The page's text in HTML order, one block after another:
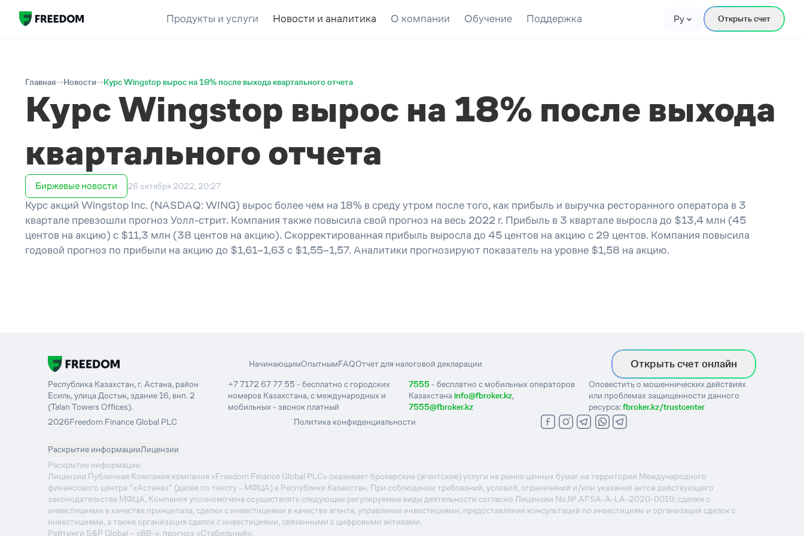
Продукты и услуги Новости и аналитика О компании Обучение Поддержка Ру Открыть счет
Главная Новости Курс Wingstop вырос на 18% после выхода квартального отчета
Курс Wingstop вырос на 18% после выхода
квартального отчета
Биржевые новости 26 октября 2022, 20:27
Курс акций Wingstop Inc. (NASDAQ: WING) вырос более чем на 18% в среду утром после того, как прибыль и выручка ресторанного оператора в 3
квартале превзошли прогноз Уолл-стрит. Компания также повысила свой прогноз на весь 2022 г. Прибыль в 3 квартале выросла до $13,4 млн (45
центов на акцию) с $11,3 млн (38 центов на акцию). Скорректированная прибыль выросла до 45 центов на акцию с 29 центов. Компания повысила
годовой прогноз по прибыли на акцию до $1,61–1,63 с $1,55–1,57. Аналитики прогнозируют показатель на уровне $1,58 на акцию.
НачинающимОпытнымFAQОтчет для налоговой декларации Открыть счет онлайн
Республика Казахстан, г. Астана, район
Есиль, улица Достык, здание 16, внп. 2
(Talan Towers Offices).
+7 7172 67 77 55 - бесплатно с городских
номеров Казахстана, с международных и
мобильных - звонок платный
7555- бесплатно с мобильных операторов
Казахстанаinfo@fbroker.kz,
7555@fbroker.kz
Оповестить о мошеннических действиях
или проблемах защищенности данного
ресурса:fbroker.kz/trustcenter
2026Freedom Finance Global PLC
Политика конфиденциальности
Раскрытие информацииЛицензии
Раскрытие информации
Лицензии Публичная Компания компания «Freedom Finance Global PLC» оказывает брокерские (агентские) услуги на рынке ценных бумаг на территории Международного
финансового центра "«Астана»" (далее по тексту - МФЦА) в Республике Казахстан. При соблюдении требований, условий, ограничений и/или указаний актов действующего
законодательства МФЦА, Компания уполномочена осуществлять следующие регулируемые виды деятельности согласно Лицензии No.№.AFSA-A-LA-2020-0019: сделки с
инвестициями в качестве принципала, сделки с инвестициями в качестве агента, управление инвестициями, предоставление консультаций по инвестициям и организация сделок с
инвестициями, а также организация сделок с инвестициями, связанными с цифровыми активами.
Рейтинги S&P Global – «BB-», прогноз «Стабильный».